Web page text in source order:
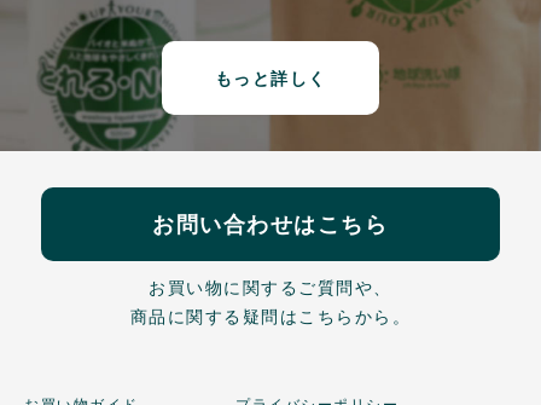
もっと詳しく
お問い合わせはこちら
お買い物に関するご質問や、
商品に関する疑問はこちらから。